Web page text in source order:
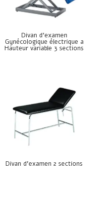
Divan d’examen
Gynécologique électrique a
Hauteur variable 3 sections
Divan d’examen 2 sections